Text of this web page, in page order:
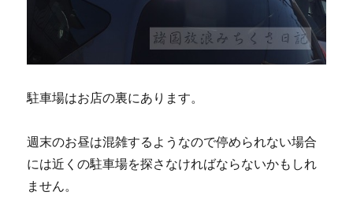
駐車場はお店の裏にあります。
週末のお昼は混雑するようなので停められない場合
には近くの駐車場を探さなければならないかもしれ
ません。